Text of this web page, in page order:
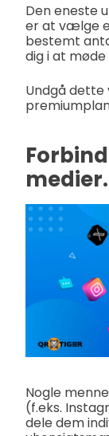
Den eneste
er at vælge
bestemt
dig i at
Undgå
medier.
Nogle
(f.eks.
dele dem